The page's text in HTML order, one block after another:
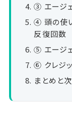
③ エージ
④ 頭の使
反復回数
⑤ エージ
⑥ クレジ
まとめと